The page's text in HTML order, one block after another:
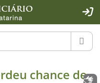
- Rybená
chance de
chance de
Libras